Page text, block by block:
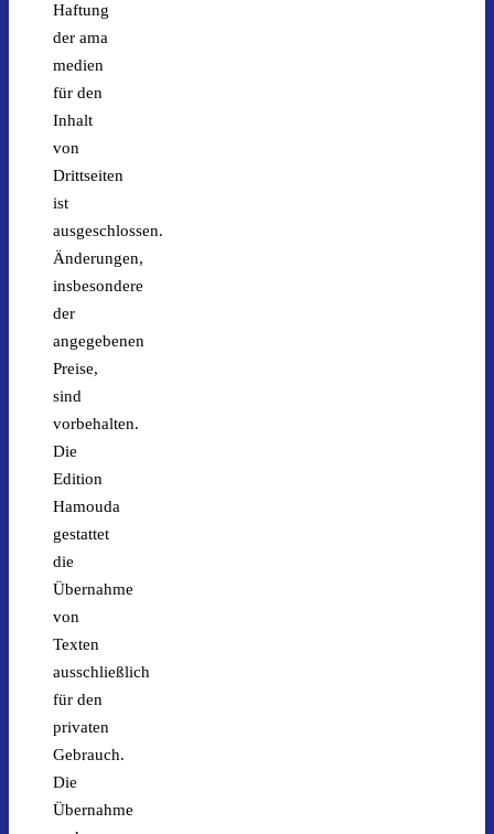
Haftung
der ama
medien
für den
Inhalt
von
Drittseiten
ist
ausgeschlossen.
Änderungen,
insbesondere
der
angegebenen
Preise,
sind
vorbehalten.
Die
Edition
Hamouda
gestattet
die
Übernahme
von
Texten
ausschließlich
für den
privaten
Gebrauch.
Die
Übernahme